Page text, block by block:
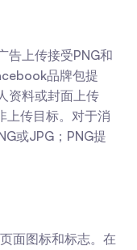
告上传接受PNG和
品牌包提
资料或封面上传
传目标。对于消
或JPG；PNG提
面图标和标志。在